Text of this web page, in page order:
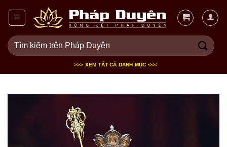
dung
Tìm
kiếm:
>>> XEM TẤT CẢ DANH MỤC <<<